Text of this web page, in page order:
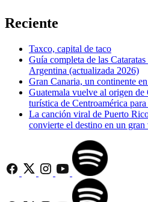
Reciente
Taxco, capital de taco
Guía completa de las
Argentina (actualizada 2026)
Gran Canaria, un continente
Guatemala vuelve al origen
turística de Centroamérica
La canción viral de Puerto
convierte el destino en un